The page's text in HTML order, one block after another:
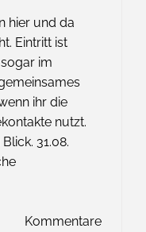
hier und da
Eintritt ist
im
ihr die
nutzt.
31.08.
Kommentare